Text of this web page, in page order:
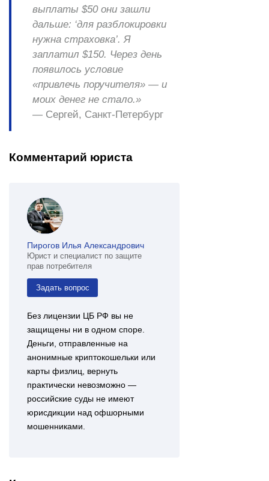
выплаты $50 они зашли
дальше: ‘для разблокировки
нужна страховка’. Я
заплатил $150. Через день
появилось условие
«привлечь поручителя» — и
моих денег не стало.»
— Сергей, Санкт-Петербург
Комментарий юриста
Пирогов Илья Александрович
Юрист и специалист по защите
прав потребителя
Задать вопрос
Без лицензии ЦБ РФ вы не
защищены ни в одном споре.
Деньги, отправленные на
анонимные криптокошельки или
карты физлиц, вернуть
практически невозможно —
российские суды не имеют
юрисдикции над офшорными
мошенниками.